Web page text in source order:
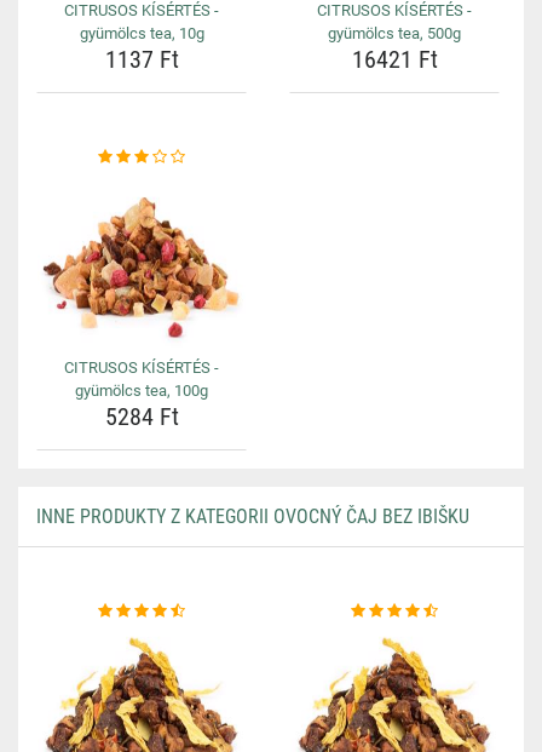
CITRUSOS KÍSÉRTÉS -
gyümölcs tea, 10g
1137 Ft
CITRUSOS KÍSÉRTÉS -
gyümölcs tea, 500g
16421 Ft
CITRUSOS KÍSÉRTÉS -
gyümölcs tea, 100g
5284 Ft
INNE PRODUKTY Z KATEGORII OVOCNÝ ČAJ BEZ IBIŠKU